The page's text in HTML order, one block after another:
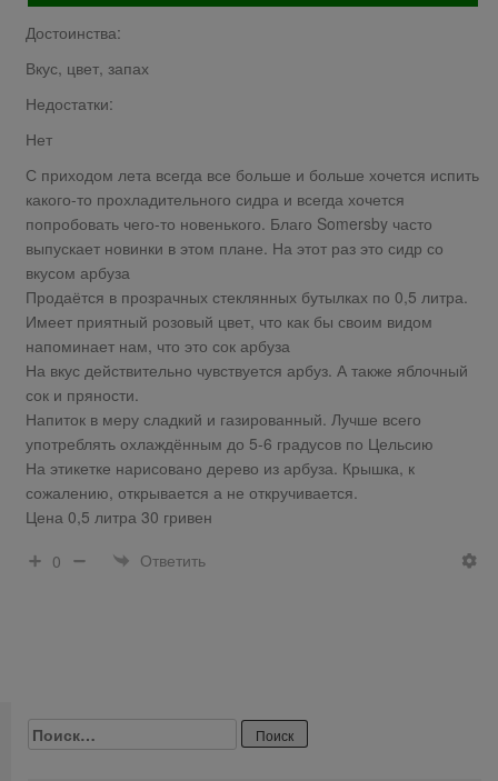
Достоинства:
Вкус, цвет, запах
Недостатки:
Нет
С приходом лета всегда все больше и больше хочется испить
какого-то прохладительного сидра и всегда хочется
попробовать чего-то новенького. Благо Somersby часто
выпускает новинки в этом плане. На этот раз это сидр со
вкусом арбуза
Продаётся в прозрачных стеклянных бутылках по 0,5 литра.
Имеет приятный розовый цвет, что как бы своим видом
напоминает нам, что это сок арбуза
На вкус действительно чувствуется арбуз. А также яблочный
сок и пряности.
Напиток в меру сладкий и газированный. Лучше всего
употреблять охлаждённым до 5-6 градусов по Цельсию
На этикетке нарисовано дерево из арбуза. Крышка, к
сожалению, открывается а не откручивается.
Цена 0,5 литра 30 гривен
0
Ответить
Найти: